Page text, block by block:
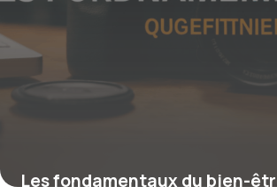
Les fondamentaux du bien-